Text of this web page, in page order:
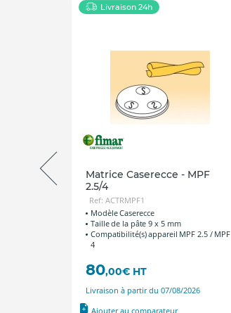
Livraison 24h
Matrice Caserecce - MPF
2.5/4
Ref: ACTRMPF1
Modèle Caserecce
Taille de la pâte 9 x 5 mm
Compatibilité(s) appareil MPF 2.5 / MPF
4
80,00€ HT
Livraison à partir du 07/08/2026
Ajouter au comparateur